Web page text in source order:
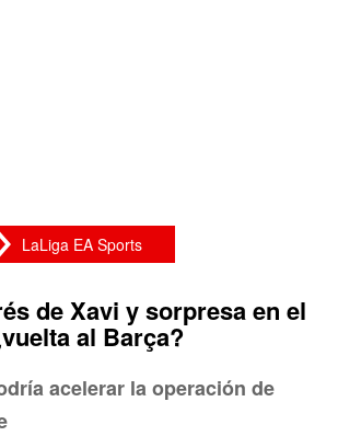
LaLiga EA Sports
de Xavi y sorpresa en el
al Barça?
acelerar la operación de